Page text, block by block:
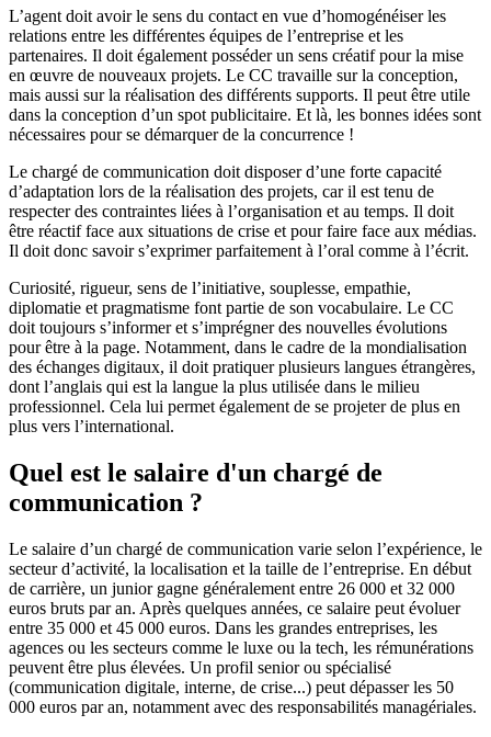
L’agent doit avoir le sens du contact en vue d’homogénéiser les
relations entre les différentes équipes de l’entreprise et les
partenaires. Il doit également posséder un sens créatif pour la mise
en œuvre de nouveaux projets. Le CC travaille sur la conception,
mais aussi sur la réalisation des différents supports. Il peut être utile
dans la conception d’un spot publicitaire. Et là, les bonnes idées sont
nécessaires pour se démarquer de la concurrence !
Le chargé de communication doit disposer d’une forte capacité
d’adaptation lors de la réalisation des projets, car il est tenu de
respecter des contraintes liées à l’organisation et au temps. Il doit
être réactif face aux situations de crise et pour faire face aux médias.
Il doit donc savoir s’exprimer parfaitement à l’oral comme à l’écrit.
Curiosité, rigueur, sens de l’initiative, souplesse, empathie,
diplomatie et pragmatisme font partie de son vocabulaire. Le CC
doit toujours s’informer et s’imprégner des nouvelles évolutions
pour être à la page. Notamment, dans le cadre de la mondialisation
des échanges digitaux, il doit pratiquer plusieurs langues étrangères,
dont l’anglais qui est la langue la plus utilisée dans le milieu
professionnel. Cela lui permet également de se projeter de plus en
plus vers l’international.
Quel est le salaire d'un chargé de
communication ?
Le salaire d’un chargé de communication varie selon l’expérience, le
secteur d’activité, la localisation et la taille de l’entreprise. En début
de carrière, un junior gagne généralement entre 26 000 et 32 000
euros bruts par an. Après quelques années, ce salaire peut évoluer
entre 35 000 et 45 000 euros. Dans les grandes entreprises, les
agences ou les secteurs comme le luxe ou la tech, les rémunérations
peuvent être plus élevées. Un profil senior ou spécialisé
(communication digitale, interne, de crise...) peut dépasser les 50
000 euros par an, notamment avec des responsabilités managériales.